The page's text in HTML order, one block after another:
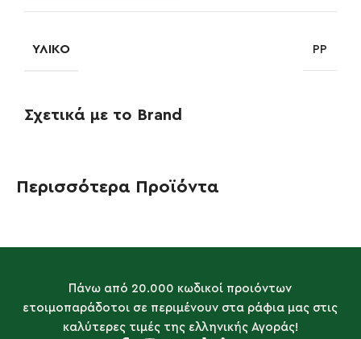
ΥΛΙΚΌ PP
Σχετικά με το Brand
Περισσότερα Προϊόντα
Πάνω από 20.000 κωδικοί προιόντων
ετοιμοπαράδοτοι σε περιμένουν στα ράφια μας στις
καλύτερες τιμές της ελληνικής Αγοράς!